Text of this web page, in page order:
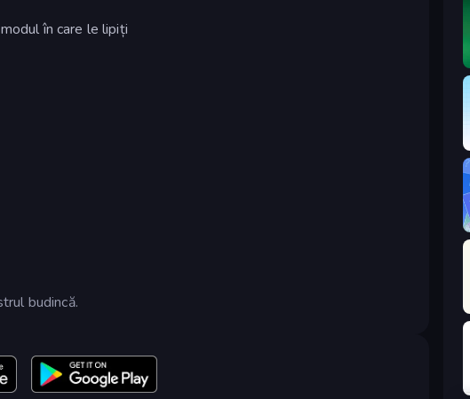
în care le lipiți
budincă.